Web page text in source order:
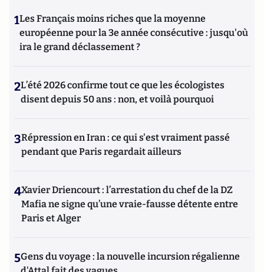
1Les Français moins riches que la moyenne
européenne pour la 3e année consécutive : jusqu'où
ira le grand déclassement ?
2L’été 2026 confirme tout ce que les écologistes
disent depuis 50 ans : non, et voilà pourquoi
3Répression en Iran : ce qui s'est vraiment passé
pendant que Paris regardait ailleurs
4Xavier Driencourt : l’arrestation du chef de la DZ
Mafia ne signe qu’une vraie-fausse détente entre
Paris et Alger
5Gens du voyage : la nouvelle incursion régalienne